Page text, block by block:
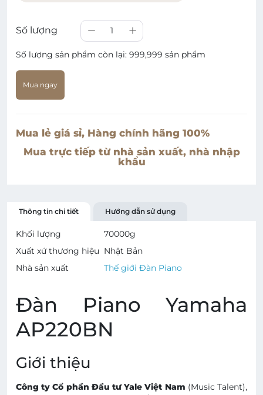
Số lượng 1
Số lượng sản phẩm còn lại: 999,999 sản phẩm
Mua ngay
Mua lẻ giá sỉ, Hàng chính hãng 100%
Mua trực tiếp từ nhà sản xuất, nhà nhập
khẩu
Thông tin chi tiết Hướng dẫn sử dụng
Khối lượng 70000g
Xuất xứ thương hiệu Nhật Bản
Nhà sản xuất
Thế giới Đàn Piano
Đàn Piano Yamaha
AP220BN
Giới thiệu
Công ty Cổ phần Đầu tư Yale Việt Nam (Music Talent),